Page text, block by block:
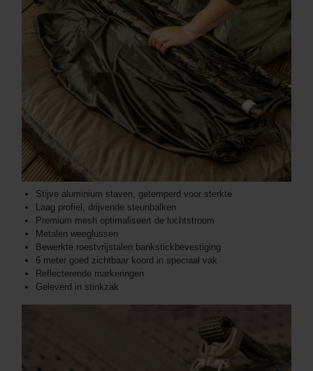
Stijve aluminium staven, getemperd voor sterkte
Laag profiel, drijvende steunbalken
Premium mesh optimaliseert de luchtstroom
Metalen weeglussen
Bewerkte roestvrijstalen bankstickbevestiging
6 meter goed zichtbaar koord in speciaal vak
Reflecterende markeringen
Geleverd in stinkzak